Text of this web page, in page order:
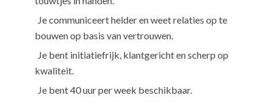
Je communiceert helder en weet relaties op te
bouwen op basis van vertrouwen.
Je bent initiatiefrijk, klantgericht en scherp op
kwaliteit.
Je bent 40 uur per week beschikbaar.